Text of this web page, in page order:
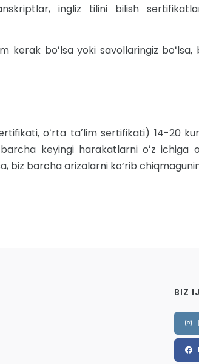
ingliz tilini bilish
kerak boʻlsa yoki savollaringiz
oʻrta taʼlim sertifikati) 14-20
keyingi harakatlarni oʻz
biz barcha arizalarni ko‘rib
BIZ